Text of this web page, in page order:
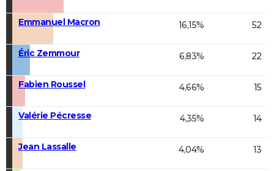
Emmanuel Macron 16,15% 52
Éric Zemmour 6,83% 22
Fabien Roussel 4,66% 15
Valérie Pécresse 4,35% 14
Jean Lassalle 4,04% 13